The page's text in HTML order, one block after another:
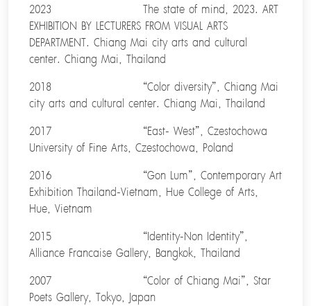
2023 The state of mind, 2023. ART
EXHIBITION BY LECTURERS FROM VISUAL ARTS
DEPARTMENT. Chiang Mai city arts and cultural
center. Chiang Mai, Thailand
2018 “Color diversity”, Chiang Mai
city arts and cultural center. Chiang Mai, Thailand
2017 “East- West”, Czestochowa
University of Fine Arts, Czestochowa, Poland
2016 “Gon Lum”, Contemporary Art
Exhibition Thailand-Vietnam, Hue College of Arts,
Hue, Vietnam
2015 “Identity-Non Identity”,
Alliance Francaise Gallery, Bangkok, Thailand
2007 “Color of Chiang Mai”, Star
Poets Gallery, Tokyo, Japan